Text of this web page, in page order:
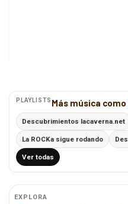
PLAYLISTS Más música
Descubrimientos lacaverna.net
La ROCKa sigue rodando
Ver todas
EXPLORA